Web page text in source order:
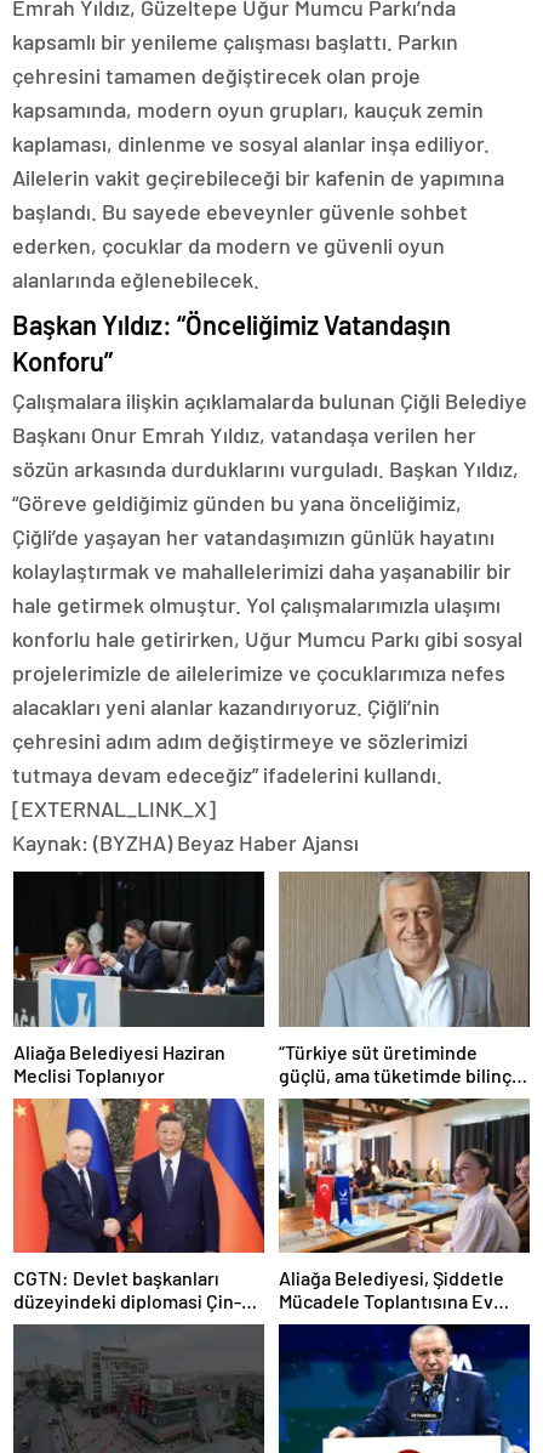
Emrah Yıldız, Güzeltepe Uğur Mumcu Parkı’nda
kapsamlı bir yenileme çalışması başlattı. Parkın
çehresini tamamen değiştirecek olan proje
kapsamında, modern oyun grupları, kauçuk zemin
kaplaması, dinlenme ve sosyal alanlar inşa ediliyor.
Ailelerin vakit geçirebileceği bir kafenin de yapımına
başlandı. Bu sayede ebeveynler güvenle sohbet
ederken, çocuklar da modern ve güvenli oyun
alanlarında eğlenebilecek.
Başkan Yıldız: “Önceliğimiz Vatandaşın
Konforu”
Çalışmalara ilişkin açıklamalarda bulunan Çiğli Belediye
Başkanı Onur Emrah Yıldız, vatandaşa verilen her
sözün arkasında durduklarını vurguladı. Başkan Yıldız,
“Göreve geldiğimiz günden bu yana önceliğimiz,
Çiğli’de yaşayan her vatandaşımızın günlük hayatını
kolaylaştırmak ve mahallelerimizi daha yaşanabilir bir
hale getirmek olmuştur. Yol çalışmalarımızla ulaşımı
konforlu hale getirirken, Uğur Mumcu Parkı gibi sosyal
projelerimizle de ailelerimize ve çocuklarımıza nefes
alacakları yeni alanlar kazandırıyoruz. Çiğli’nin
çehresini adım adım değiştirmeye ve sözlerimizi
tutmaya devam edeceğiz” ifadelerini kullandı.
[EXTERNAL_LINK_X]
Kaynak: (BYZHA) Beyaz Haber Ajansı
Aliağa Belediyesi Haziran
Meclisi Toplanıyor
“Türkiye süt üretiminde
güçlü, ama tüketimde bilinç
şart”
CGTN: Devlet başkanları
düzeyindeki diplomasi Çin-
Rusya arasındaki büyüyen
ortaklığı güçlendiriyor
Aliağa Belediyesi, Şiddetle
Mücadele Toplantısına Ev
Sahipliği Yaptı